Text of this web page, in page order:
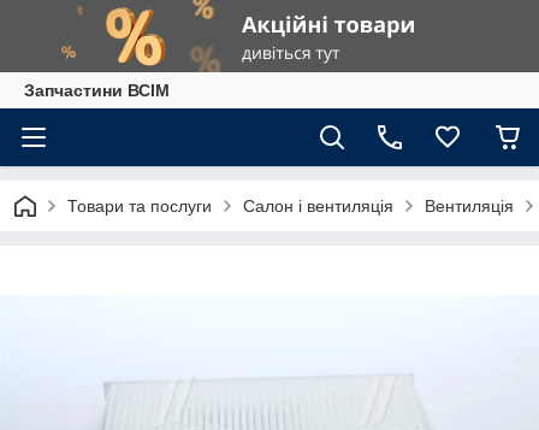
Запчастини ВСІМ
Товари та послуги Салон і вентиляція Вентиляція